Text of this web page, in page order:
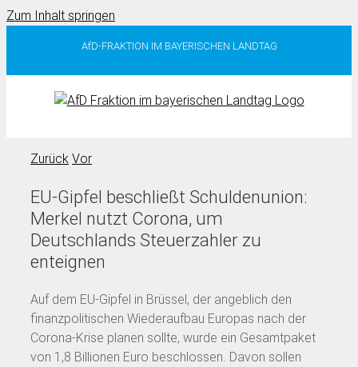
Zum Inhalt springen
AfD-FRAKTION IM BAYERISCHEN LANDTAG
Zurück Vor
EU-Gipfel beschließt Schuldenunion:
Merkel nutzt Corona, um
Deutschlands Steuerzahler zu
enteignen
Auf dem EU-Gipfel in Brüssel, der angeblich den
finanzpolitischen Wiederaufbau Europas nach der
Corona-Krise planen sollte, wurde ein Gesamtpaket
von 1,8 Billionen Euro beschlossen. Davon sollen